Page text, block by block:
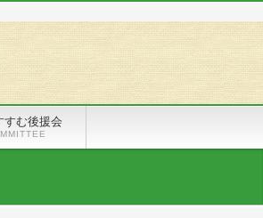
すむ後援会